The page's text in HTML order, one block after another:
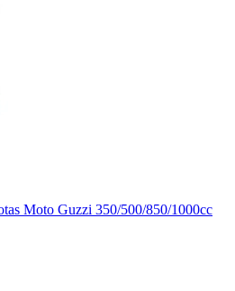
Moto Guzzi 350/500/850/1000cc